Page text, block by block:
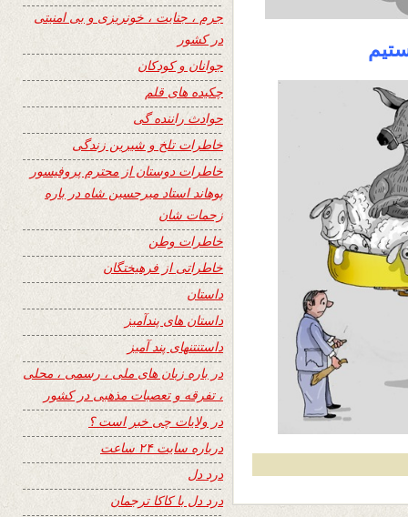
جرم ، جنایت ، خونریزی و بی امنیتی
در کشور
جوانان و کودکان
چکیده های قلم
حوادث راننده گی
خاطرات تلخ و شیرین زندگی
خاطرات دوستان از محترم پروفیسور
پوهاند استاد میرحسین شاه در باره
زحمات شان
خاطرات وطن
خاطراتی از فرهیختگان
داستان
داستان های پندآمیز
داستنتنهای پند آمیز
در باره زبان های ملی ، رسمی ، محلی
، تفرقه و تعصبات مذهبی در کشور
در ولایات چی خبر است ؟
درباره سایت ۲۴ ساعت
درد دل
درد دل با کاکا ترجمان